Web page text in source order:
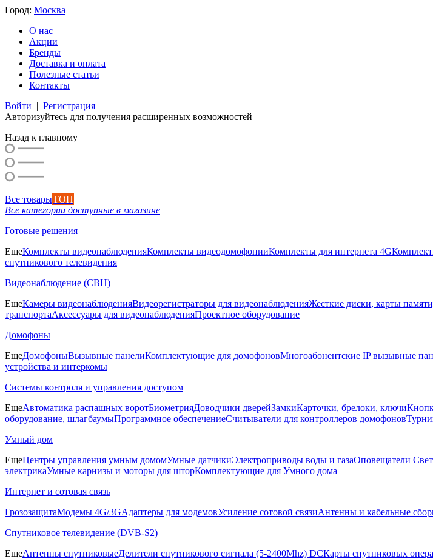
Город: Москва
О нас
Акции
Бренды
Доставка и оплата
Полезные статьи
Контакты
Войти | Регистрация
Авторизуйтесь для получения расширенных возможностей
Назад к главному
Все товарыТОП
Все категории доступные в магазине
Готовые решения
ЕщеКомплекты видеонаблюденияКомплекты видеодомофонииКомплекты для интернета 4G
спутникового телевидения
Видеонаблюдение (СВН)
ЕщеКамеры видеонаблюденияВидеорегистраторы для видеонаблюденияЖесткие диски, карты
транспортаАксессуары для видеонаблюденияПроектное оборудование
Домофоны
ЕщеДомофоныВызывные панелиКомплектующие для домофоновМногоабонентские IP вызывные
устройства и интеркомы
Системы контроля и управления доступом
ЕщеАвтоматика распашных воротБиометрияДоводчики дверейЗамкиКарточки, брелоки, ключи
оборудование, шлагбаумыПрограммное обеспечениеСчитыватели для контроллеров домофонов
Умный дом
ЕщеЦентры управления умным домомУмные датчикиЭлектроприводы воды и газаОповещатели
электрикаУмные карнизы и моторы для шторКомплектующие для Умного дома
Интернет и сотовая связь
ГрозозащитаМодемы 4G/3GАдаптеры для модемовУсиление сотовой связиАнтенны и кабельные
Спутниковое телевидение (DVB-S2)
ЕщеАнтенны спутниковыеДелители спутникового сигнала (5-2400Mhz) DCКарты спутниковых